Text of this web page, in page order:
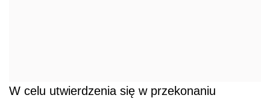
W celu utwierdzenia się w przekonaniu